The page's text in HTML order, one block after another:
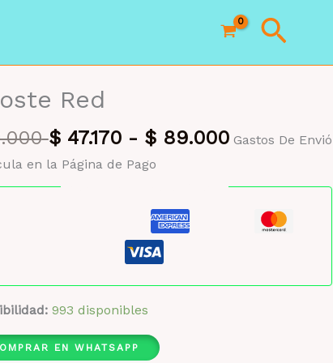
Red
$47.170- $89.000 Gastos De Envió
en la Página de Pago
993 disponibles
EN WHATSAPP